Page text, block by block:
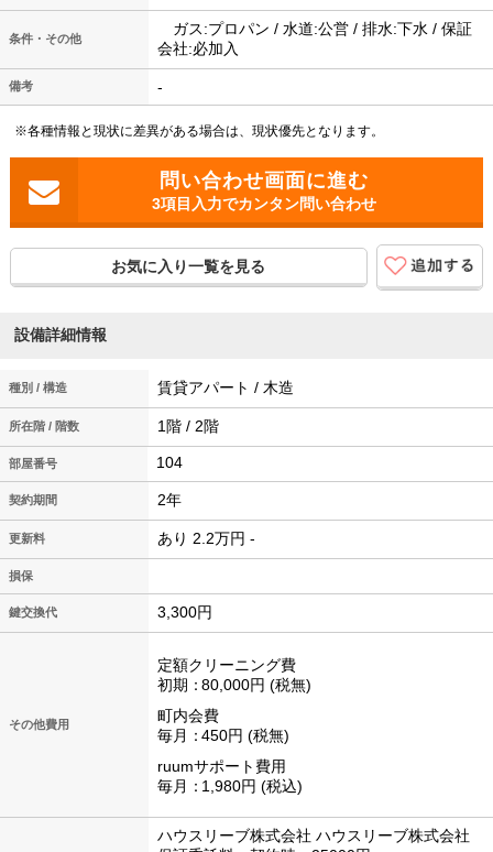
条件・その他
ガス:プロパン / 水道:公営 / 排水:下水 / 保証
会社:必加入
備考 -
※各種情報と現状に差異がある場合は、現状優先となります。
3項目入力でカンタン問い合わせ
お気に入り一覧を見る
設備詳細情報
種別 / 構造 賃貸アパート / 木造
所在階 / 階数 1階 / 2階
104
契約期間 2年
更新料 あり 2.2万円 -
損保
鍵交換代 3,300円
その他費用
定額クリーニング費
初期
80,000円
税無
町内会費
毎月
450円
税無
ruumサポート費用
毎月
1,980円 税込
ハウスリーブ株式会社 ハウスリーブ株式会社